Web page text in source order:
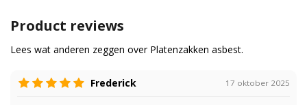
Product reviews
Lees wat anderen zeggen over Platenzakken asbest.
Frederick 17 oktober 2025